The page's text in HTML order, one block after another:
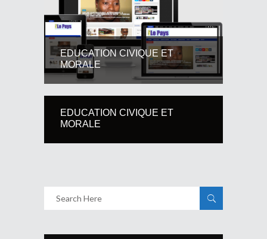
EDUCATION CIVIQUE ET
MORALE
EDUCATION CIVIQUE ET
MORALE